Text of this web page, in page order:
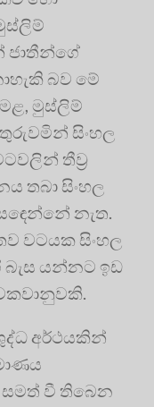
ජාතීන්ගේ
බව මේ
මුස්ලිම්
සිංහල
තීව්‍ර
තබා සිංහල
නැත.
වටයක සිංහල
බැස යන්නට ඉඩ
අර්ථයකින්
වී තිබෙන